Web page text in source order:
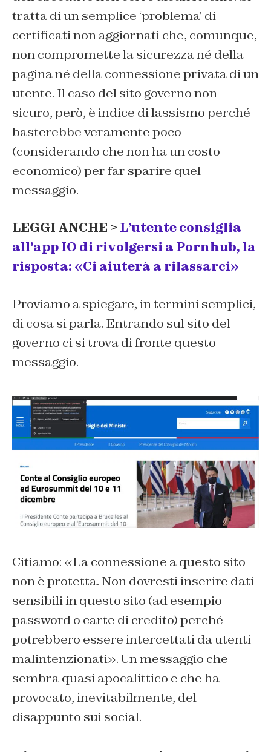
tratta di un semplice ‘problema’ di
certificati non aggiornati che, comunque,
non compromette la sicurezza né della
pagina né della connessione privata di un
utente. Il caso del sito governo non
sicuro, però, è indice di lassismo perché
basterebbe veramente poco
(considerando che non ha un costo
economico) per far sparire quel
messaggio.
LEGGI ANCHE > L’utente consiglia
all’app IO di rivolgersi a Pornhub, la
risposta: «Ci aiuterà a rilassarci»
Proviamo a spiegare, in termini semplici,
di cosa si parla. Entrando sul sito del
governo ci si trova di fronte questo
messaggio.
Citiamo: «La connessione a questo sito
non è protetta. Non dovresti inserire dati
sensibili in questo sito (ad esempio
password o carte di credito) perché
potrebbero essere intercettati da utenti
malintenzionati». Un messaggio che
sembra quasi apocalittico e che ha
provocato, inevitabilmente, del
disappunto sui social.